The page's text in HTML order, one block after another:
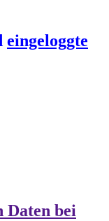
eingeloggte
Daten bei